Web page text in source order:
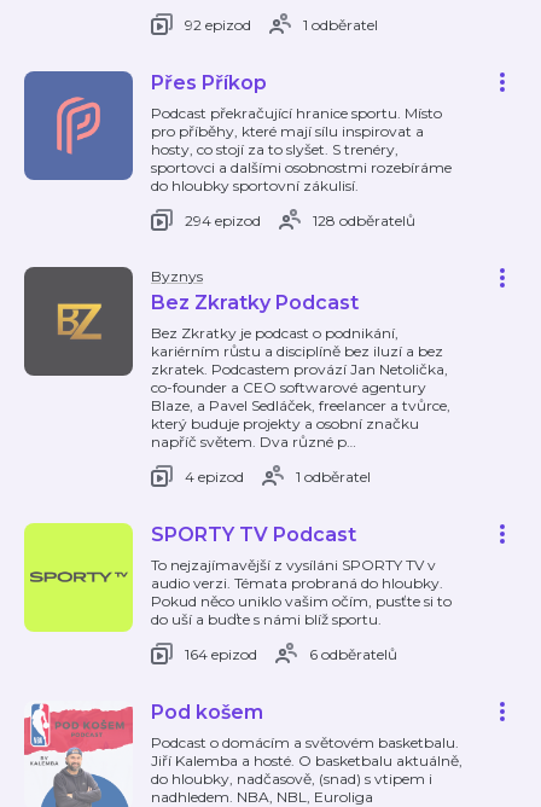
92 epizod
1 odběratel
Přes Příkop
Podcast překračující hranice sportu. Místo
pro příběhy, které mají sílu inspirovat a
hosty, co stojí za to slyšet. S trenéry,
sportovci a dalšími osobnostmi rozebíráme
do hloubky sportovní zákulisí.
294 epizod
128 odběratelů
Byznys
Bez Zkratky Podcast
Bez Zkratky je podcast o podnikání,
kariérním růstu a disciplíně bez iluzí a bez
zkratek. Podcastem provází Jan Netolička,
co-founder a CEO softwarové agentury
Blaze, a Pavel Sedláček, freelancer a tvůrce,
který buduje projekty a osobní značku
napříč světem. Dva různé p…
4 epizod
1 odběratel
SPORTY TV Podcast
To nejzajímavější z vysíláni SPORTY TV v
audio verzi. Témata probraná do hloubky.
Pokud něco uniklo vašim očím, pusťte si to
do uší a buďte s námi blíž sportu.
164 epizod
6 odběratelů
Pod košem
Podcast o domácím a světovém basketbalu.
Jiří Kalemba a hosté. O basketbalu aktuálně,
do hloubky, nadčasově, (snad) s vtipem i
nadhledem. NBA, NBL, Euroliga